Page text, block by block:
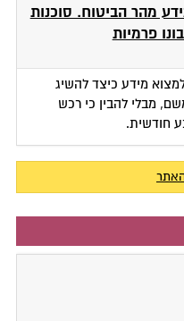
מהר הביטוח. סוכנות
פרמיות
מידע כיצד להשיג
מבלי להבין כי רכש
חודשית.